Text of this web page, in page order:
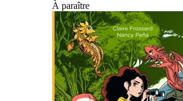
À paraître